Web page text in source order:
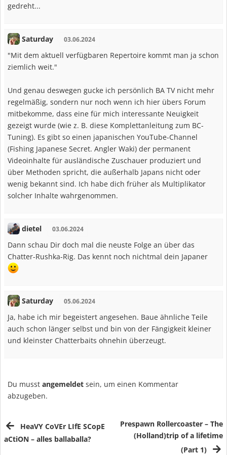
gedreht...
Saturday 03.06.2024
"Mit dem aktuell verfügbaren Repertoire kommt man ja schon
ziemlich weit."
Und genau deswegen gucke ich persönlich BA TV nicht mehr
regelmäßig, sondern nur noch wenn ich hier übers Forum
mitbekomme, dass eine für mich interessante Neuigkeit
gezeigt wurde (wie z. B. diese Komplettanleitung zum BC-
Tuning). Es gibt so einen japanischen YouTube-Channel
(Fishing Japanese Secret. Angler Waki) der permanent
Videoinhalte für ausländische Zuschauer produziert und
über Methoden spricht, die außerhalb Japans nicht oder
wenig bekannt sind. Ich habe dich früher als Multiplikator
solcher Inhalte wahrgenommen.
dietel 03.06.2024
Dann schau Dir doch mal die neuste Folge an über das
Chatter-Rushka-Rig. Das kennt noch nichtmal dein Japaner
Saturday 05.06.2024
Ja, habe ich mir begeistert angesehen. Baue ähnliche Teile
auch schon länger selbst und bin von der Fängigkeit kleiner
und kleinster Chatterbaits ohnehin überzeugt.
Du musst angemeldet sein, um einen Kommentar
abzugeben.
HeaVY CoVEr LIfE SCopE
aCtiON – alles ballaballa?
Prespawn Rollercoaster – The
(Holland)trip of a lifetime
(Part 1)